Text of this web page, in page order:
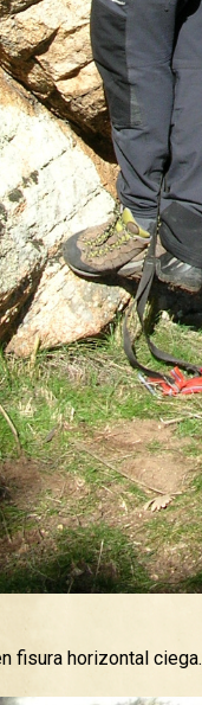
fisura horizontal